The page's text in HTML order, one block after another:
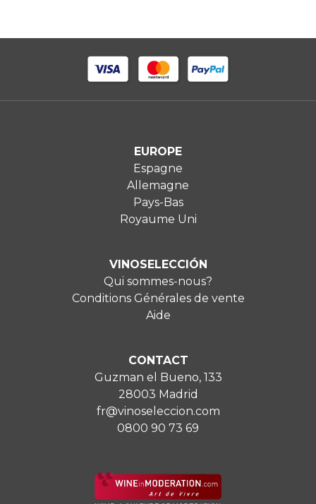
EUROPE
Espagne
Allemagne
Pays-Bas
Royaume Uni
VINOSELECCIÓN
Qui sommes-nous?
Conditions Générales de vente
Aide
CONTACT
Guzman el Bueno, 133
28003 Madrid
fr@vinoseleccion.com
0800 90 73 69